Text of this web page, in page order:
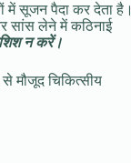
में सूजन पैदा कर देता है।
सांस लेने में कठिनाई
न करें।
मौजूद चिकित्सीय